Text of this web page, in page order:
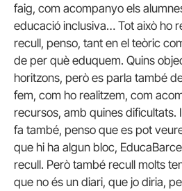
faig, com acompanyo els
educació inclusiva… Tot això ho
recull, penso, tant en el teòric
de per què eduquem. Quins
horitzons, però es parla també
fem, com ho realitzem, com
recursos, amb quines dificultats. I
fa també, penso que es pot
que hi ha algun bloc,
recull. Però també recull molts
que no és un diari, que jo diria,